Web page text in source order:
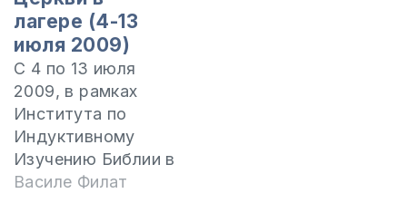
Библии?». Вместе
со студентами мы
будем изучать
вторую часть
Евангелия от
Иоанна и будем
делать
упражнение на
примере темы что
лагере (4-13
июля 2009)
С 4 по 13 июля
2009, в рамках
Института по
Индуктивному
Изучению Библии в
Молдове
Василе Филат